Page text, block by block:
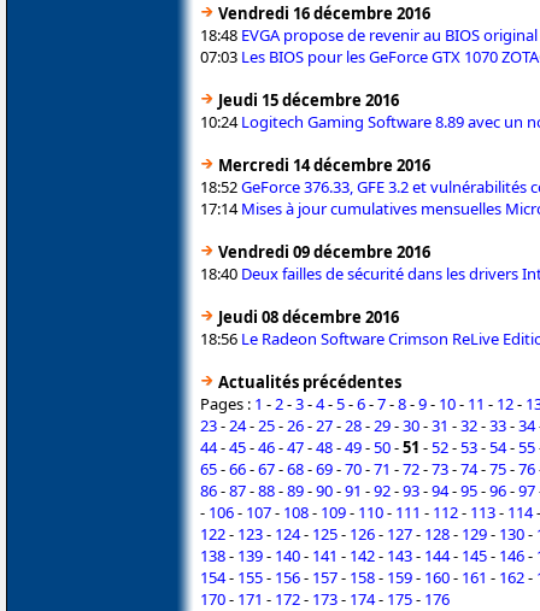
Vendredi 16 décembre 2016
18:48 EVGA propose de revenir au BIOS
07:03 Les BIOS pour les GeForce GTX 1070
Jeudi 15 décembre 2016
10:24Logitech Gaming Software 8.89 avec un
Mercredi 14 décembre 2016
18:52GeForce 376.33, GFE 3.2 et vulnérabilités
17:14Mises à jour cumulatives mensuelles
Vendredi 09 décembre 2016
18:40 Deux failles de sécurité dans les drivers
Jeudi 08 décembre 2016
18:56 Le Radeon Software Crimson ReLive
Actualités précédentes
Pages : 1 - 2-3-4-5-6-7-8-9- 10- 11 - 12-
23- 24- 25- 26- 27- 28- 29-30-31 -32-33-34
44-45-46-47-48-49-50-51 -52-53-54-55
65-66-67-68-69-70-71 -72-73-74-75-76
86-87-88-89-90-91 -92-93-94-95-96-97
- 106- 107- 108- 109- 110- 111 - 112- 113- 114
122- 123- 124- 125- 126- 127- 128- 129- 130-
138- 139- 140- 141 - 142- 143- 144- 145- 146-
154- 155- 156- 157- 158- 159- 160- 161 - 162-
170- 171 - 172- 173- 174- 175- 176